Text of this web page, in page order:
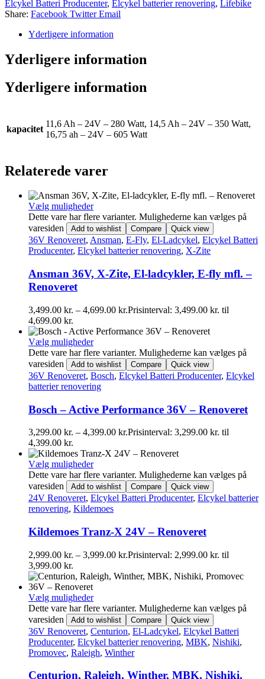
Elcykel Batteri Producenter, Elcykel batterier renovering, Lifebike
Share: Facebook Twitter Email
Yderligere information
Yderligere information
Yderligere information
kapacitet
11,6 Ah – 24V – 280 Watt, 14,5 Ah – 24V – 350 Watt,
16,75 ah – 24V – 605 Watt
Relaterede varer
Vælg muligheder
Dette vare har flere varianter. Mulighederne kan vælges på
varesiden
Add to wishlist Compare Quick view
36V Renoveret, Ansman, E-Fly, El-Ladcykel, Elcykel Batteri
Producenter, Elcykel batterier renovering, X-Zite
Ansman 36V, X-Zite, El-ladcykler, E-fly mfl. –
Renoveret
3,499.00 kr. – 4,699.00 kr.Prisinterval: 3,499.00 kr. til
4,699.00 kr.
Vælg muligheder
Dette vare har flere varianter. Mulighederne kan vælges på
varesiden
Add to wishlist Compare Quick view
36V Renoveret, Bosch, Elcykel Batteri Producenter, Elcykel
batterier renovering
Bosch – Active Performance 36V – Renoveret
3,299.00 kr. – 4,399.00 kr.Prisinterval: 3,299.00 kr. til
4,399.00 kr.
Vælg muligheder
Dette vare har flere varianter. Mulighederne kan vælges på
varesiden
Add to wishlist Compare Quick view
24V Renoveret, Elcykel Batteri Producenter, Elcykel batterier
renovering, Kildemoes
Kildemoes Tranz-X 24V – Renoveret
2,999.00 kr. – 3,999.00 kr.Prisinterval: 2,999.00 kr. til
3,999.00 kr.
Vælg muligheder
Dette vare har flere varianter. Mulighederne kan vælges på
varesiden
Add to wishlist Compare Quick view
36V Renoveret, Centurion, El-Ladcykel, Elcykel Batteri
Producenter, Elcykel batterier renovering, MBK, Nishiki,
Promovec, Raleigh, Winther
Centurion, Raleigh, Winther, MBK, Nishiki,